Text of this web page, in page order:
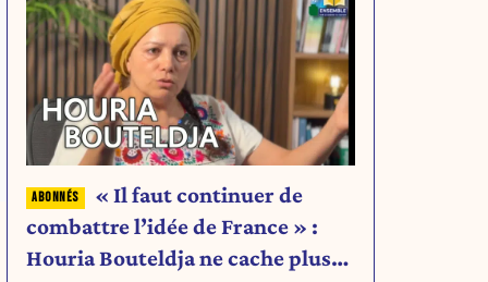
« Il faut continuer de
combattre l’idée de France » :
Houria Bouteldja ne cache plus